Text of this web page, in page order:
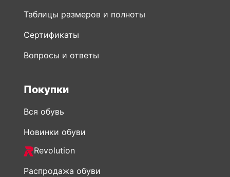
Таблицы размеров и полноты
Сертификаты
Вопросы и ответы
Покупки
Вся обувь
Новинки обуви
Revolution
Распродажа обуви